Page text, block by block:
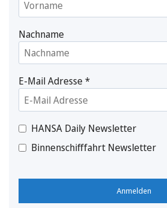
Nachname
E-Mail Adresse*
HANSA Daily Newsletter
Binnenschifffahrt Newsletter
Anmelden